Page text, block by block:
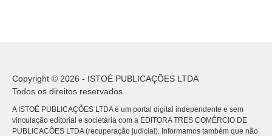
Copyright © 2026 - ISTOÉ PUBLICAÇÕES LTDA
Todos os direitos reservados.
A ISTOÉ PUBLICAÇÕES LTDA é um portal digital independente e sem
vinculação editorial e societária com a EDITORA TRES COMÉRCIO DE
PUBLICACÕES LTDA (recuperação judicial). Informamos também que não